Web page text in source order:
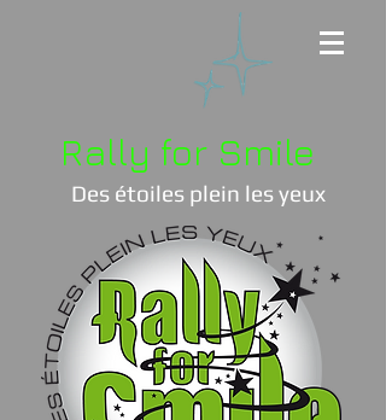
Rally for Smile
Des étoiles plein les yeux